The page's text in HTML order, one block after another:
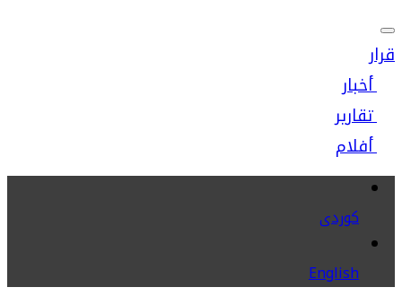
قرار
أخبار
تقارير
أفلام
كوردى
English